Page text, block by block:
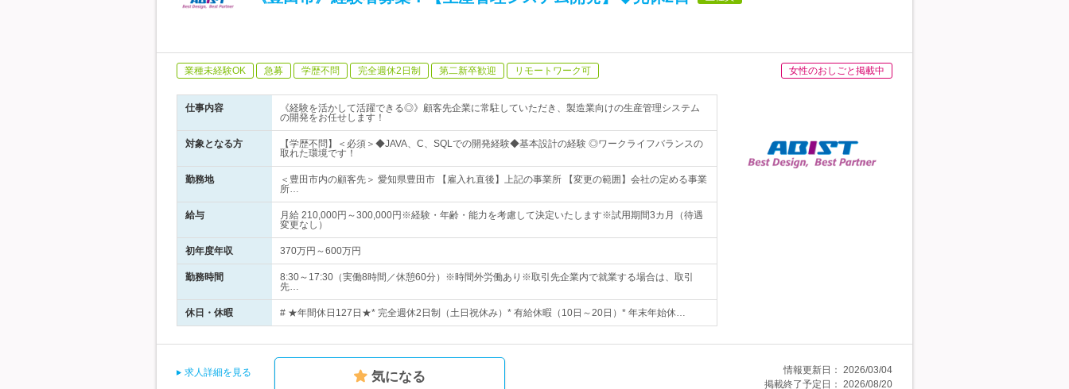
業種未経験OK 急募 学歴不問 完全週休2日制 第二新卒歓迎 リモートワーク可 女性のおしごと掲載中
仕事内容
《経験を活かして活躍できる◎》顧客先企業に常駐していただき、製造業向けの生産管理システム
の開発をお任せします！
対象となる方
【学歴不問】＜必須＞◆JAVA、C、SQLでの開発経験◆基本設計の経験 ◎ワークライフバランスの
取れた環境です！
勤務地
＜豊田市内の顧客先＞ 愛知県豊田市 【雇入れ直後】上記の事業所 【変更の範囲】会社の定める事業
所…
給与
月給 210,000円～300,000円※経験・年齢・能力を考慮して決定いたします※試用期間3カ月（待遇
変更なし）
初年度年収 370万円～600万円
勤務時間
8:30～17:30（実働8時間／休憩60分）※時間外労働あり※取引先企業内で就業する場合は、取引
先…
休日・休暇 # ★年間休日127日★* 完全週休2日制（土日祝休み）* 有給休暇（10日～20日）* 年末年始休…
求人詳細を見る 気になる 情報更新日： 2026/03/04
掲載終了予定日： 2026/08/20